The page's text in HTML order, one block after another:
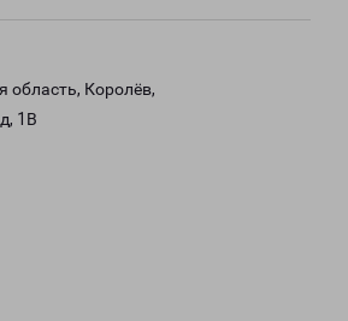
область, Королёв,
1В